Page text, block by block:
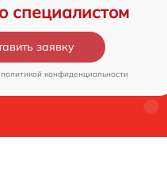
специалистом
заявку
политикой конфиденциальности